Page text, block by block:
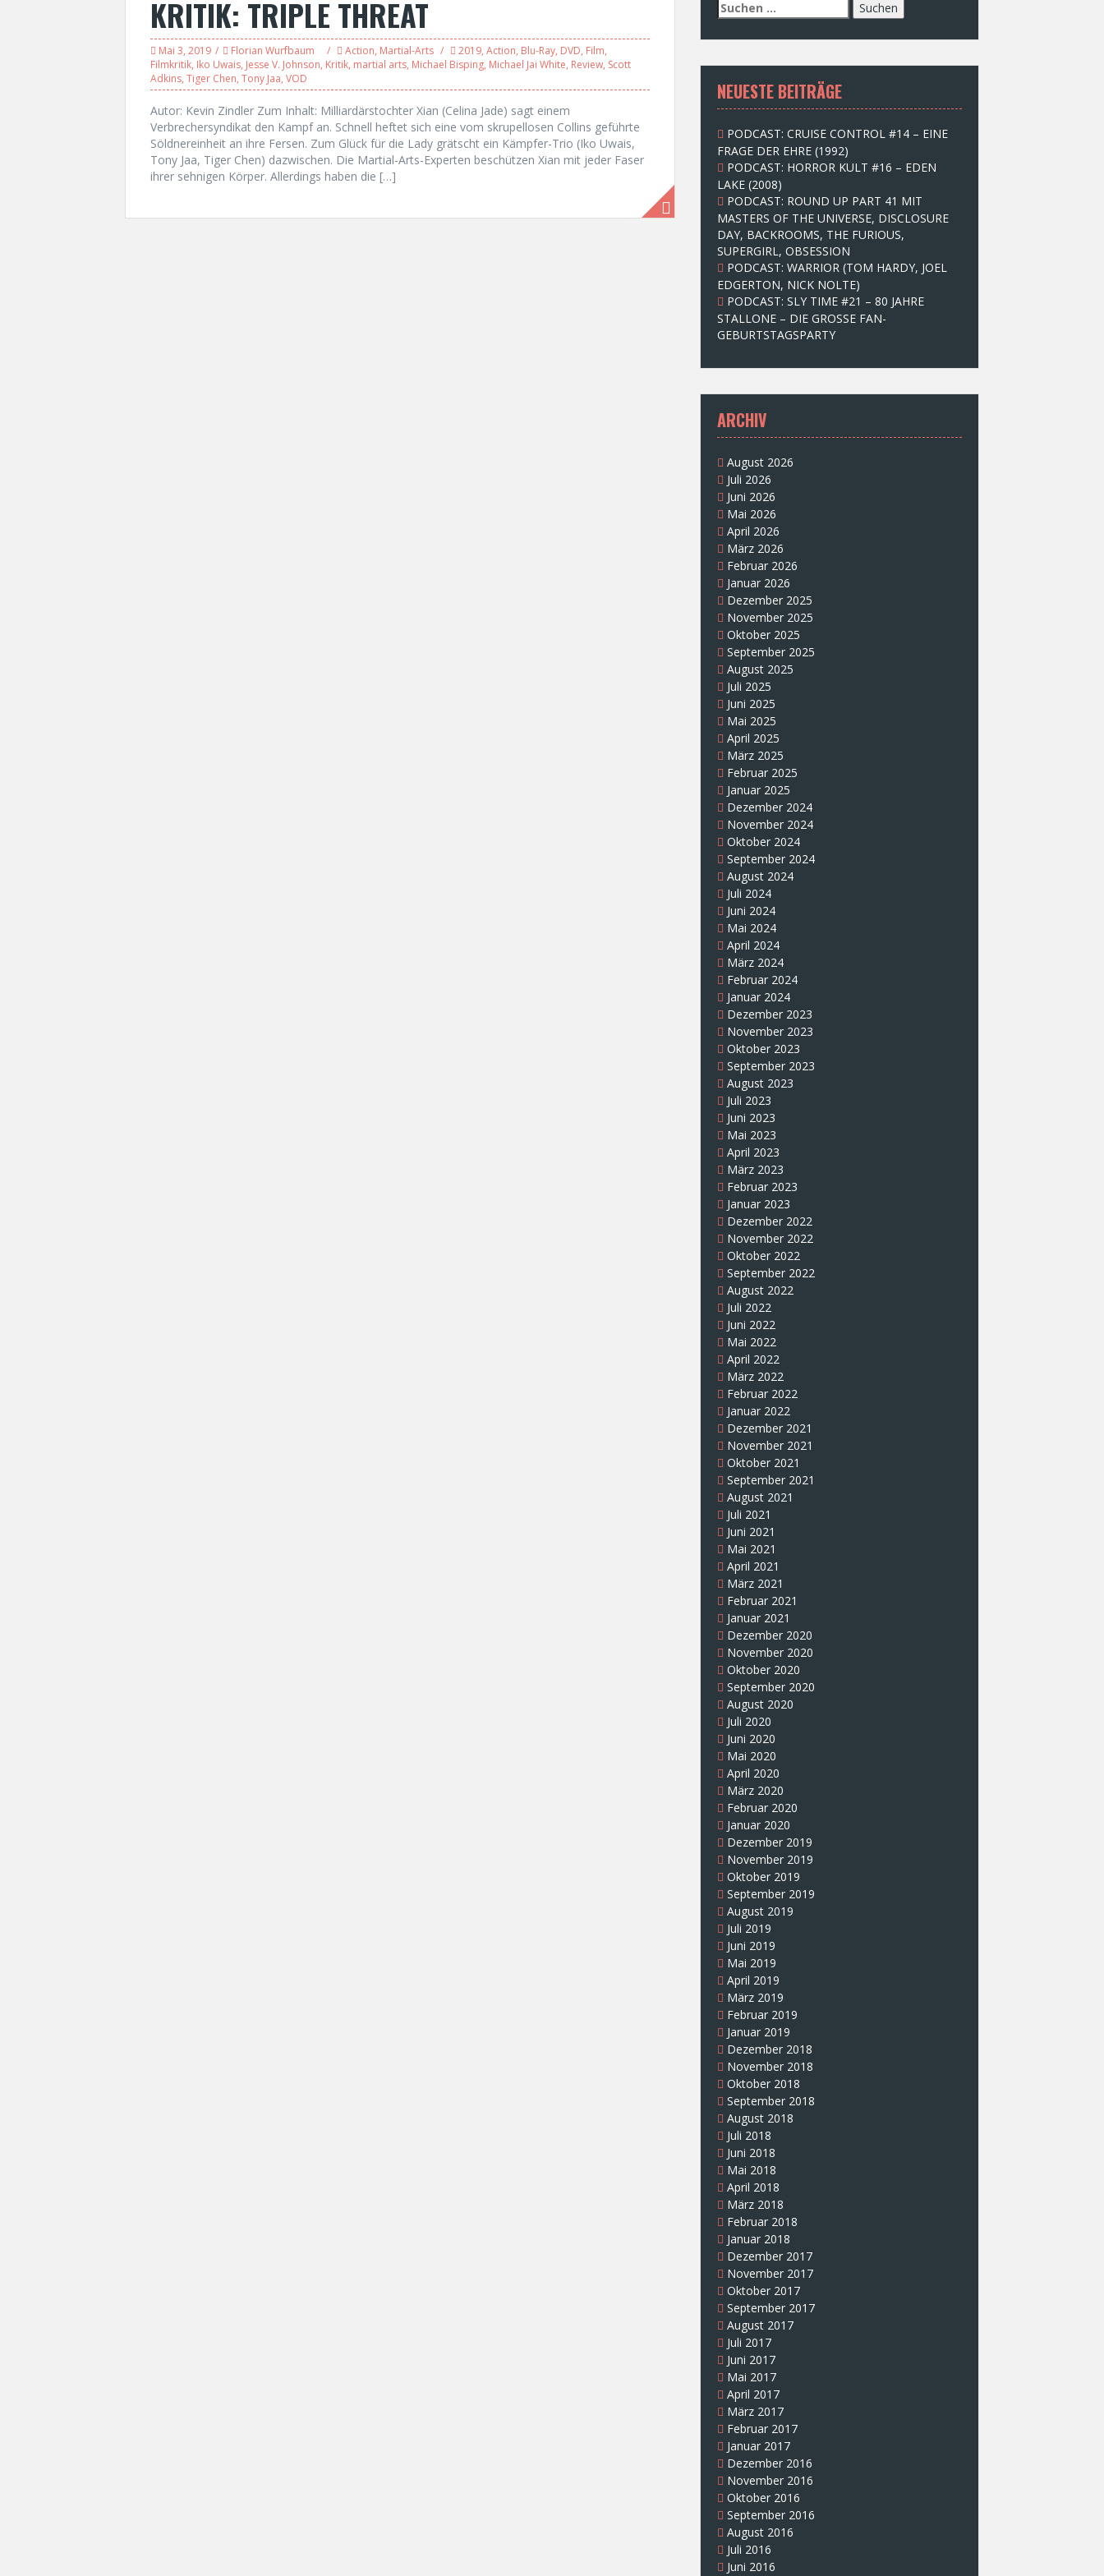
KRITIK: TRIPLE THREAT
Mai 3, 2019 Florian Wurfbaum Action, Martial-Arts 2019, Action, Blu-Ray, DVD, Film,
Filmkritik, Iko Uwais, Jesse V. Johnson, Kritik, martial arts, Michael Bisping, Michael Jai White, Review, Scott
Adkins, Tiger Chen, Tony Jaa, VOD
Autor: Kevin Zindler Zum Inhalt: Milliardärstochter Xian (Celina Jade) sagt einem
Verbrechersyndikat den Kampf an. Schnell heftet sich eine vom skrupellosen Collins geführte
Söldnereinheit an ihre Fersen. Zum Glück für die Lady grätscht ein Kämpfer-Trio (Iko Uwais,
Tony Jaa, Tiger Chen) dazwischen. Die Martial-Arts-Experten beschützen Xian mit jeder Faser
ihrer sehnigen Körper. Allerdings haben die […]
S
u
c
e
n
n
c
h
:
NEUESTE BEITRÄGE
PODCAST: CRUISE CONTROL #14 – EINE
FRAGE DER EHRE (1992)
PODCAST: HORROR KULT #16 – EDEN
LAKE (2008)
PODCAST: ROUND UP PART 41 MIT
MASTERS OF THE UNIVERSE, DISCLOSURE
DAY, BACKROOMS, THE FURIOUS,
SUPERGIRL, OBSESSION
PODCAST: WARRIOR (TOM HARDY, JOEL
EDGERTON, NICK NOLTE)
PODCAST: SLY TIME #21 – 80 JAHRE
STALLONE – DIE GROSSE FAN-
GEBURTSTAGSPARTY
ARCHIV
August 2026
Juli 2026
Juni 2026
Mai 2026
April 2026
März 2026
Februar 2026
Januar 2026
Dezember 2025
November 2025
Oktober 2025
September 2025
August 2025
Juli 2025
Juni 2025
Mai 2025
April 2025
März 2025
Februar 2025
Januar 2025
Dezember 2024
November 2024
Oktober 2024
September 2024
August 2024
Juli 2024
Juni 2024
Mai 2024
April 2024
März 2024
Februar 2024
Januar 2024
Dezember 2023
November 2023
Oktober 2023
September 2023
August 2023
Juli 2023
Juni 2023
Mai 2023
April 2023
März 2023
Februar 2023
Januar 2023
Dezember 2022
November 2022
Oktober 2022
September 2022
August 2022
Juli 2022
Juni 2022
Mai 2022
April 2022
März 2022
Februar 2022
Januar 2022
Dezember 2021
November 2021
Oktober 2021
September 2021
August 2021
Juli 2021
Juni 2021
Mai 2021
April 2021
März 2021
Februar 2021
Januar 2021
Dezember 2020
November 2020
Oktober 2020
September 2020
August 2020
Juli 2020
Juni 2020
Mai 2020
April 2020
März 2020
Februar 2020
Januar 2020
Dezember 2019
November 2019
Oktober 2019
September 2019
August 2019
Juli 2019
Juni 2019
Mai 2019
April 2019
März 2019
Februar 2019
Januar 2019
Dezember 2018
November 2018
Oktober 2018
September 2018
August 2018
Juli 2018
Juni 2018
Mai 2018
April 2018
März 2018
Februar 2018
Januar 2018
Dezember 2017
November 2017
Oktober 2017
September 2017
August 2017
Juli 2017
Juni 2017
Mai 2017
April 2017
März 2017
Februar 2017
Januar 2017
Dezember 2016
November 2016
Oktober 2016
September 2016
August 2016
Juli 2016
Juni 2016